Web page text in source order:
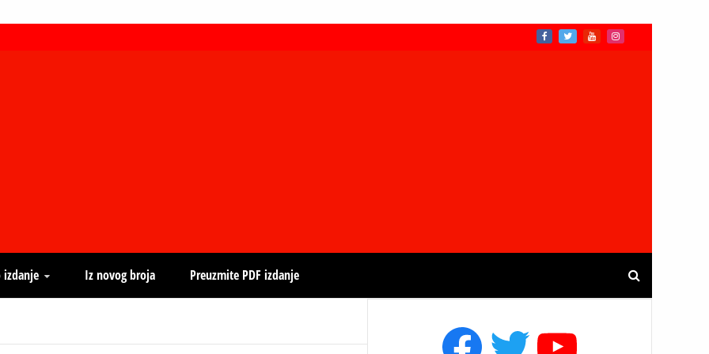
izdanje Iz novog broja Preuzmite PDF izdanje